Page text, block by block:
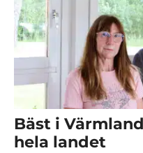
Bäst i
hela landet